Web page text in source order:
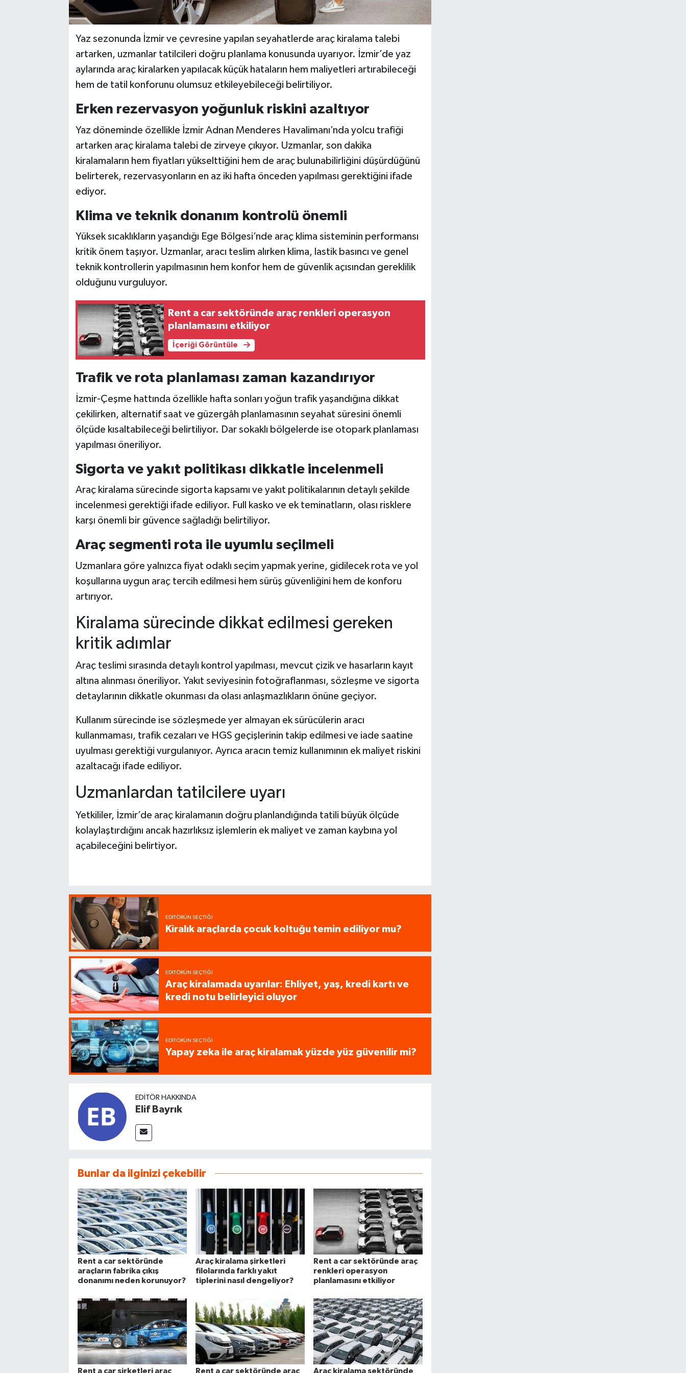
Yaz sezonunda İzmir ve çevresine yapılan seyahatlerde araç kiralama talebi
artarken, uzmanlar tatilcileri doğru planlama konusunda uyarıyor. İzmir’de yaz
aylarında araç kiralarken yapılacak küçük hataların hem maliyetleri artırabileceği
hem de tatil konforunu olumsuz etkileyebileceği belirtiliyor.
Erken rezervasyon yoğunluk riskini azaltıyor
Yaz döneminde özellikle İzmir Adnan Menderes Havalimanı’nda yolcu trafiği
artarken araç kiralama talebi de zirveye çıkıyor. Uzmanlar, son dakika
kiralamaların hem fiyatları yükselttiğini hem de araç bulunabilirliğini düşürdüğünü
belirterek, rezervasyonların en az iki hafta önceden yapılması gerektiğini ifade
ediyor.
Klima ve teknik donanım kontrolü önemli
Yüksek sıcaklıkların yaşandığı Ege Bölgesi’nde araç klima sisteminin performansı
kritik önem taşıyor. Uzmanlar, aracı teslim alırken klima, lastik basıncı ve genel
teknik kontrollerin yapılmasının hem konfor hem de güvenlik açısından gereklilik
olduğunu vurguluyor.
Rent a car sektöründe araç renkleri operasyon
planlamasını etkiliyor
İçeriği Görüntüle
Trafik ve rota planlaması zaman kazandırıyor
İzmir-Çeşme hattında özellikle hafta sonları yoğun trafik yaşandığına dikkat
çekilirken, alternatif saat ve güzergâh planlamasının seyahat süresini önemli
ölçüde kısaltabileceği belirtiliyor. Dar sokaklı bölgelerde ise otopark planlaması
yapılması öneriliyor.
Sigorta ve yakıt politikası dikkatle incelenmeli
Araç kiralama sürecinde sigorta kapsamı ve yakıt politikalarının detaylı şekilde
incelenmesi gerektiği ifade ediliyor. Full kasko ve ek teminatların, olası risklere
karşı önemli bir güvence sağladığı belirtiliyor.
Araç segmenti rota ile uyumlu seçilmeli
Uzmanlara göre yalnızca fiyat odaklı seçim yapmak yerine, gidilecek rota ve yol
koşullarına uygun araç tercih edilmesi hem sürüş güvenliğini hem de konforu
artırıyor.
Kiralama sürecinde dikkat edilmesi gereken
kritik adımlar
Araç teslimi sırasında detaylı kontrol yapılması, mevcut çizik ve hasarların kayıt
altına alınması öneriliyor. Yakıt seviyesinin fotoğraflanması, sözleşme ve sigorta
detaylarının dikkatle okunması da olası anlaşmazlıkların önüne geçiyor.
Kullanım sürecinde ise sözleşmede yer almayan ek sürücülerin aracı
kullanmaması, trafik cezaları ve HGS geçişlerinin takip edilmesi ve iade saatine
uyulması gerektiği vurgulanıyor. Ayrıca aracın temiz kullanımının ek maliyet riskini
azaltacağı ifade ediliyor.
Uzmanlardan tatilcilere uyarı
Yetkililer, İzmir’de araç kiralamanın doğru planlandığında tatili büyük ölçüde
kolaylaştırdığını ancak hazırlıksız işlemlerin ek maliyet ve zaman kaybına yol
açabileceğini belirtiyor.
EDITÖRÜN SEÇTIĞI
Kiralık araçlarda çocuk koltuğu temin ediliyor mu?
EDITÖRÜN SEÇTIĞI
Araç kiralamada uyarılar: Ehliyet, yaş, kredi kartı ve
kredi notu belirleyici oluyor
EDITÖRÜN SEÇTIĞI
Yapay zeka ile araç kiralamak yüzde yüz güvenilir mi?
EDITÖR HAKKINDA
Elif Bayrık
Bunlar da ilginizi çekebilir
Rent a car sektöründe
araçların fabrika çıkış
donanımı neden korunuyor?
Araç kiralama şirketleri
filolarında farklı yakıt
tiplerini nasıl dengeliyor?
Rent a car sektöründe araç
renkleri operasyon
planlamasını etkiliyor
Rent a car şirketleri araç Rent a car sektöründe araç Araç kiralama sektöründe